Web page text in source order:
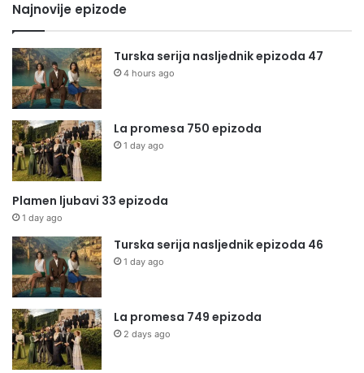
Najnovije epizode
Turska serija nasljednik epizoda 47
4 hours ago
La promesa 750 epizoda
1 day ago
Plamen ljubavi 33 epizoda
1 day ago
Turska serija nasljednik epizoda 46
1 day ago
La promesa 749 epizoda
2 days ago